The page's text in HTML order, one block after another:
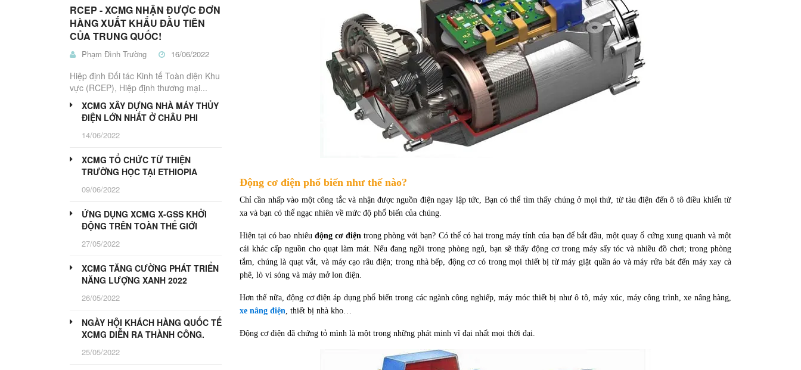
Điện
Nâng
Dầu
Nâng
Pallet
Trucks
Nâng
Người
Kéo
Điện
Bị
Nhà
Kho
CÔNG
Xe
Xe
LiuGong
Máy
Máy
Gắp
Gỗ
Thiết
Công
Trình
PHỤ
TÙNG
CHÍNH
Máy
Xúc
Máy
Xúc
Đào
Xe
Nâng
Máy
Công
Trình
LỰC
HT
ĐIỆN
BÁNH
PHANH
HT
LÁI
LITHIUM-
QUY
ATTACHMENTS
Động cơ điện phổ biến như thế nào?
Chỉ cần nhấp vào một công tắc và nhận được nguồn điện ngay lập tức, Bạn có thể tìm thấy chúng ở mọi thứ, từ tàu điện đến ô tô điều khiển từ
xa và bạn có thể ngạc nhiên về mức độ phổ biến của chúng.
Hiện tại có bao nhiêu động cơ điệntrong phòng với bạn? Có thể có hai trong máy tính của bạn để bắt đầu, một quay ổ cứng xung quanh và một
cái khác cấp nguồn cho quạt làm mát. Nếu đang ngồi trong phòng ngủ, bạn sẽ thấy động cơ trong máy sấy tóc và nhiều đồ chơi; trong phòng
tắm, chúng là quạt vắt, và máy cạo râu điện; trong nhà bếp, động cơ có trong mọi thiết bị từ máy giặt quần áo và máy rửa bát đến máy xay cà
phê, lò vi sóng và máy mở lon điện.
Hơn thế nữa, động cơ điện áp dụng phổ biến trong các ngành công nghiếp, máy móc thiết bị như ô tô, máy xúc, máy công trình, xe nâng hàng,
xe nâng điện, thiết bị nhà kho…
Động cơ điện đã chứng tỏ mình là một trong những phát minh vĩ đại nhất mọi thời đại.
RCEP - XCMG NHẬN ĐƯỢC ĐƠN
HÀNG XUẤT KHẨU ĐẦU TIÊN
CỦA TRUNG QUỐC!
Phạm Đình Trường 16/06/2022
Hiệp định Đối tác Kinh tế Toàn diện Khu
vực (RCEP), Hiệp định thương mại...
XCMG XÂY DỰNG NHÀ MÁY THỦY
ĐIỆN LỚN NHẤT Ở CHÂU PHI
14/06/2022
XCMG TỔ CHỨC TỪ THIỆN
TRƯỜNG HỌC TẠI ETHIOPIA
09/06/2022
ỨNG DỤNG XCMG X-GSS KHỞI
ĐỘNG TRÊN TOÀN THẾ GIỚI
27/05/2022
XCMG TĂNG CƯỜNG PHÁT TRIỂN
NĂNG LƯỢNG XANH 2022
26/05/2022
NGÀY HỘI KHÁCH HÀNG QUỐC TẾ
XCMG DIỄN RA THÀNH CÔNG.
25/05/2022